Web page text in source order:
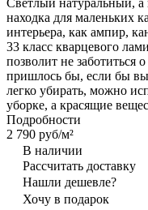
находка для маленьких
интерьера, как ампир,
33 класс кварцевого
позволит не заботиться
пришлось бы, если бы
легко убирать, можно
уборке, а красящие
Подробности
2 790 руб/м²
В наличии
Рассчитать доставку
Нашли дешевле?
Хочу в подарок